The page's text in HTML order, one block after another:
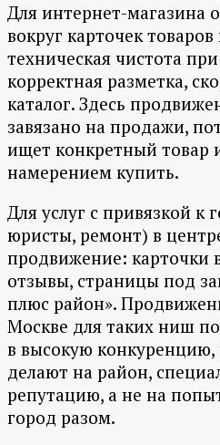
Для интернет-магазина
вокруг карточек
техническая чистота
корректная разметка,
каталог. Здесь
завязано на продажи,
ищет конкретный товар
намерением купить.
Для услуг с привязкой к
юристы, ремонт) в
продвижение: карточки
отзывы, страницы под
плюс район».
Москве для таких ниш
в высокую конкуренцию,
делают на район,
репутацию, а не на
город разом.